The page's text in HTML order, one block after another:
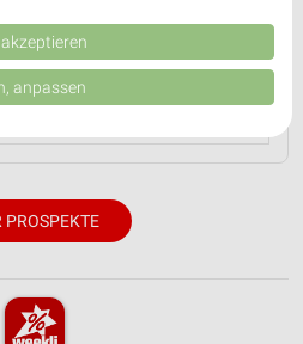
PROSPEKTE
Quellen. Entwicklung und
reduzierter Daten zur Auswahl
Union weitergegeben und in die
zur Auswahl von
anpassen